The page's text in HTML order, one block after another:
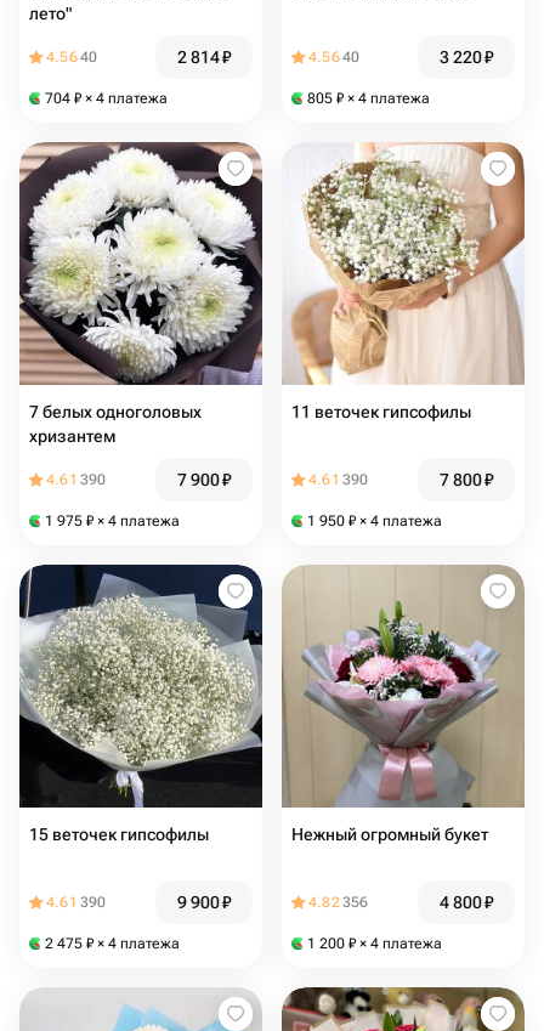
лето"
4.5640 2 814₽
704 ₽ × 4 платежа
4.5640 3 220₽
805 ₽ × 4 платежа
7 белых одноголовых
хризантем
4.61 390 7 900₽
1 975 ₽ × 4 платежа
11 веточек гипсофилы
4.61 390 7 800₽
1 950 ₽ × 4 платежа
15 веточек гипсофилы
4.61 390 9 900₽
2 475 ₽ × 4 платежа
Нежный огромный букет
4.82356 4 800₽
1 200 ₽ × 4 платежа